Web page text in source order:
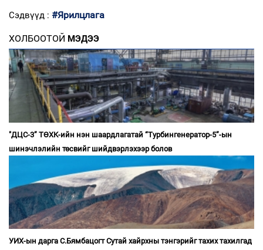
Сэдвүүд : #Ярилцлага
ХОЛБООТОЙ МЭДЭЭ
"ДЦС-3” ТӨХК-ийн нэн шаардлагатай “Турбингенератор-5”-ын
шинэчлэлийн төсвийг шийдвэрлэхээр болов
УИХ-ын дарга С.Бямбацогт Сутай хайрхны тэнгэрийг тахих тахилгад